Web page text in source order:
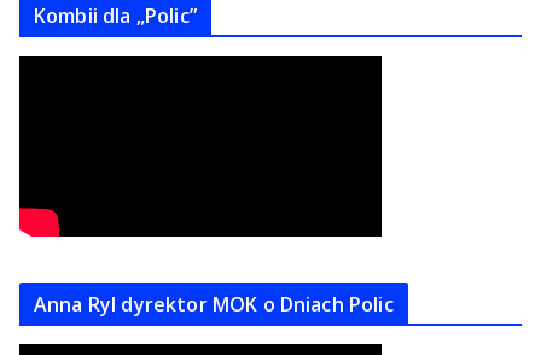
Kombii dla „Polic”
Anna Ryl dyrektor MOK o Dniach Polic